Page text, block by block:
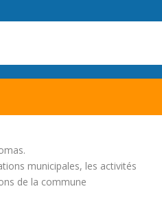
municipales, les activités
de la commune